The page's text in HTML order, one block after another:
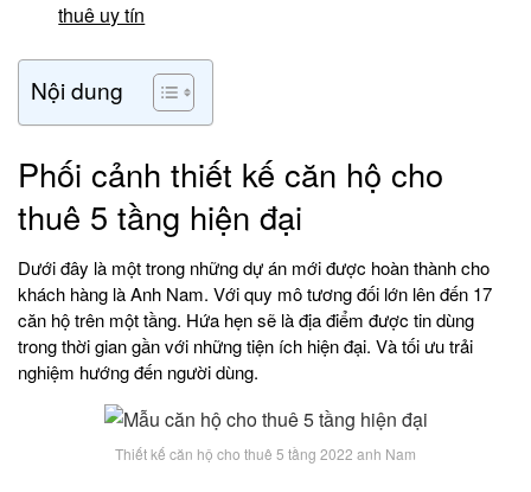
thuê uy tín
Nội dung
Phối cảnh thiết kế căn hộ cho
thuê 5 tầng hiện đại
Dưới đây là một trong những dự án mới được hoàn thành cho
khách hàng là Anh Nam. Với quy mô tương đối lớn lên đến 17
căn hộ trên một tầng. Hứa hẹn sẽ là địa điểm được tin dùng
trong thời gian gần với những tiện ích hiện đại. Và tối ưu trải
nghiệm hướng đến người dùng.
Thiết kế căn hộ cho thuê 5 tầng 2022 anh Nam